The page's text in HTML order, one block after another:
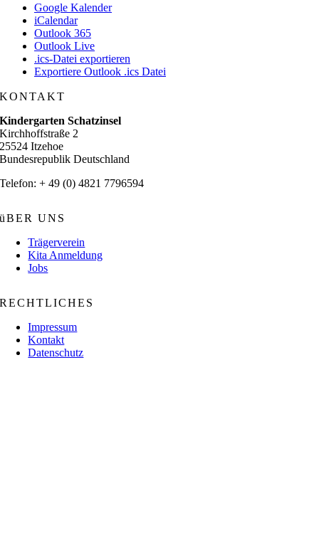
Google Kalender
iCalendar
Outlook 365
Outlook Live
.ics-Datei exportieren
Exportiere Outlook .ics Datei
KONTAKT
Kindergarten Schatzinsel
Kirchhoffstraße 2
25524 Itzehoe
Bundesrepublik Deutschland
Telefon: + 49 (0) 4821 7796594
üBER UNS
Trägerverein
Kita Anmeldung
Jobs
RECHTLICHES
Impressum
Kontakt
Datenschutz